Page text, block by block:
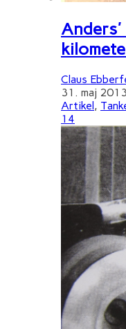
Anders'
Claus
31. maj 2013
Artikel ,
14